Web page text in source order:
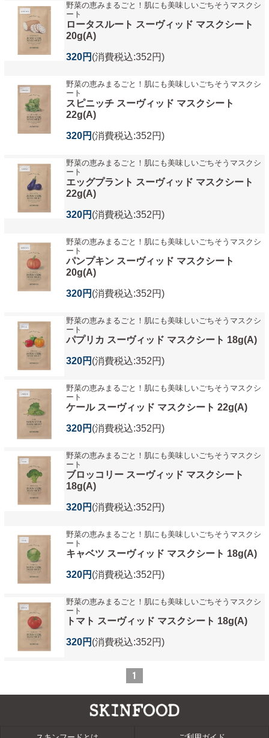
野菜の恵みまるごと！肌にも美味しいごちそうマスクシ
ート
ロータスルート スーヴィッド マスクシート
20g(A)
320円 (消費税込:352円)
野菜の恵みまるごと！肌にも美味しいごちそうマスクシ
ート
スピニッチ スーヴィッド マスクシート
22g(A)
320円 (消費税込:352円)
野菜の恵みまるごと！肌にも美味しいごちそうマスクシ
ート
エッグプラント スーヴィッド マスクシート
22g(A)
320円 (消費税込:352円)
野菜の恵みまるごと！肌にも美味しいごちそうマスクシ
ート
パンプキン スーヴィッド マスクシート
20g(A)
320円 (消費税込:352円)
野菜の恵みまるごと！肌にも美味しいごちそうマスクシ
ート
パプリカ スーヴィッド マスクシート 18g(A)
320円 (消費税込:352円)
野菜の恵みまるごと！肌にも美味しいごちそうマスクシ
ート
ケール スーヴィッド マスクシート 22g(A)
320円 (消費税込:352円)
野菜の恵みまるごと！肌にも美味しいごちそうマスクシ
ート
ブロッコリー スーヴィッド マスクシート
18g(A)
320円 (消費税込:352円)
野菜の恵みまるごと！肌にも美味しいごちそうマスクシ
ート
キャベツ スーヴィッド マスクシート 18g(A)
320円 (消費税込:352円)
野菜の恵みまるごと！肌にも美味しいごちそうマスクシ
ート
トマト スーヴィッド マスクシート 18g(A)
320円 (消費税込:352円)
1